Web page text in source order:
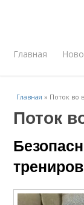
Главная
Главная » Поток во
Поток